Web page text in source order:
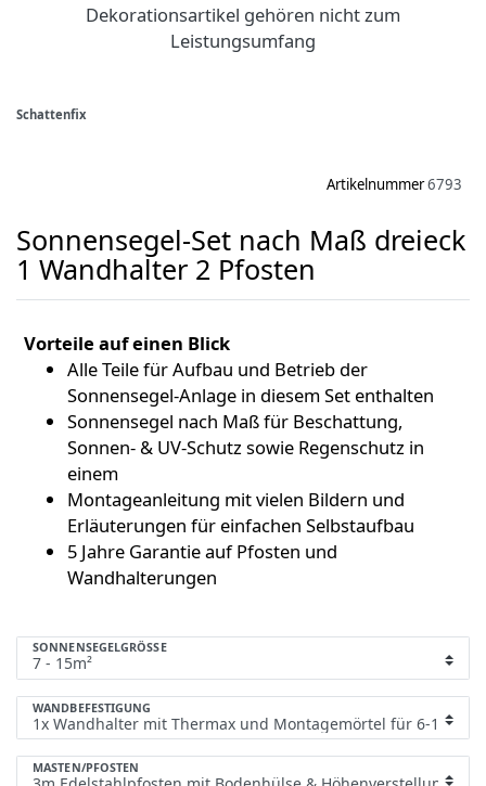
Dekorationsartikel gehören nicht zum
Leistungsumfang
Schattenfix
Artikelnummer6793
Sonnensegel-Set nach Maß dreieck
1 Wandhalter 2 Pfosten
Vorteile auf einen Blick
Alle Teile für Aufbau und Betrieb der
Sonnensegel-Anlage in diesem Set enthalten
Sonnensegel nach Maß für Beschattung,
Sonnen- & UV-Schutz sowie Regenschutz in
einem
Montageanleitung mit vielen Bildern und
Erläuterungen für einfachen Selbstaufbau
5 Jahre Garantie auf Pfosten und
Wandhalterungen
SONNENSEGELGRÖSSE
WANDBEFESTIGUNG
MASTEN/PFOSTEN